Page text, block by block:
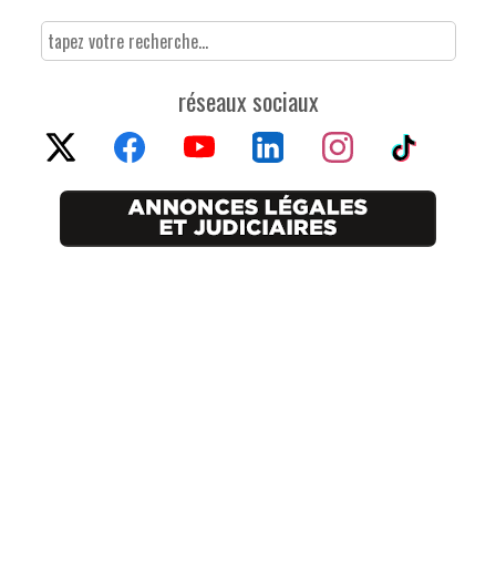
réseaux sociaux